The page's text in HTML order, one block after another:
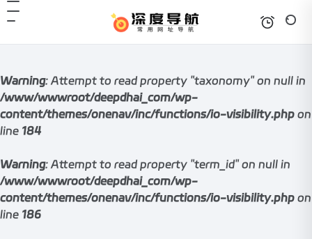
Warning: Attempt to read property "taxonomy" on null in
/www/wwwroot/deepdhai_com/wp-
content/themes/onenav/inc/functions/io-visibility.php on
line 184
Warning: Attempt to read property "term_id" on null in
/www/wwwroot/deepdhai_com/wp-
content/themes/onenav/inc/functions/io-visibility.php on
line 186